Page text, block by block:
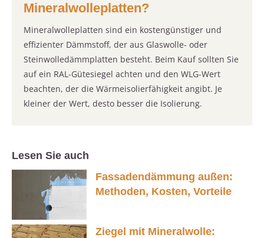
Mineralwolleplatten?
Mineralwolleplatten sind ein kostengünstiger und
effizienter Dämmstoff, der aus Glaswolle- oder
Steinwolledämmplatten besteht. Beim Kauf sollten Sie
auf ein RAL-Gütesiegel achten und den WLG-Wert
beachten, der die Wärmeisolierfähigkeit angibt. Je
kleiner der Wert, desto besser die Isolierung.
Lesen Sie auch
Fassadendämmung außen:
Methoden, Kosten, Vorteile
Ziegel mit Mineralwolle: